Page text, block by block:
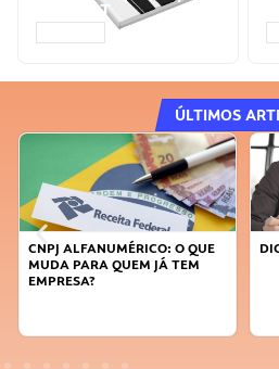
ChatGPT
ÚLTIMOS
DICAS PARA OBTER CRÉDITO